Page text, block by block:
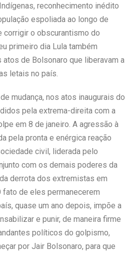
reconhecimento inédito
espoliada ao longo de
corrigir o obscurantismo do
primeiro dia Lula também
de Bolsonaro que liberavam a
letais no país.
mudança, nos atos inaugurais do
pela extrema-direita com a
em 8 de janeiro. A agressão à
pela pronta e enérgica reação
civil, liderada pelo
com os demais poderes da
derrota dos extremistas em
fato de eles permanecerem
quase um ano depois, impõe a
e punir, de maneira firme
políticos do golpismo,
por Jair Bolsonaro, para que